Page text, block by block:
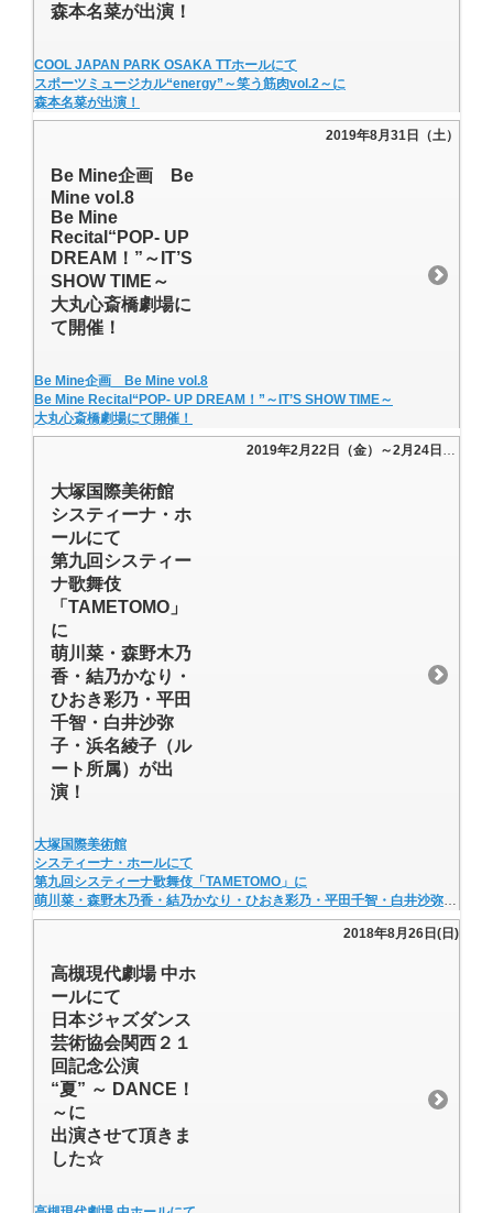
森本名菜が出演！
COOL JAPAN PARK OSAKA TTホールにて
スポーツミュージカル“energy”～笑う筋肉vol.2～に
森本名菜が出演！
2019年8月31日（土）
Be Mine企画 Be
Mine vol.8
Be Mine
Recital“POP- UP
DREAM！”～IT’S
SHOW TIME～
大丸心斎橋劇場に
て開催！
Be Mine企画 Be Mine vol.8
Be Mine Recital“POP- UP DREAM！”～IT’S SHOW TIME～
大丸心斎橋劇場にて開催！
2019年2月22日（金）～2月24日(日)
大塚国際美術館
システィーナ・ホ
ールにて
第九回システィー
ナ歌舞伎
「TAMETOMO」
に
萌川菜・森野木乃
香・結乃かなり・
ひおき彩乃・平田
千智・白井沙弥
子・浜名綾子（ル
ート所属）が出
演！
大塚国際美術館
システィーナ・ホールにて
第九回システィーナ歌舞伎「TAMETOMO」に
萌川菜・森野木乃香・結乃かなり・ひおき彩乃・平田千智・白井沙弥子・浜名綾子（ルート所属）が出演！
2018年8月26日(日)
高槻現代劇場 中ホ
ールにて
日本ジャズダンス
芸術協会関西２１
回記念公演
“夏” ～ DANCE！
～に
出演させて頂きま
した☆